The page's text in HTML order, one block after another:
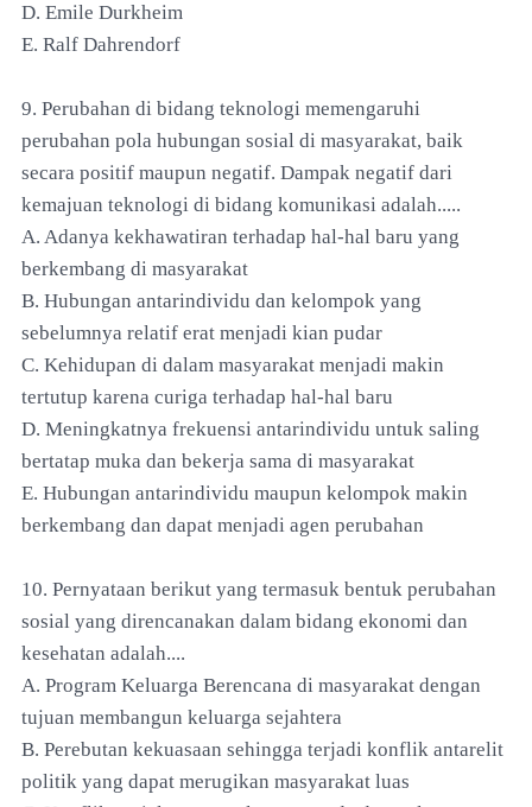
D. Emile Durkheim
E. Ralf Dahrendorf
9. Perubahan di bidang teknologi memengaruhi
perubahan pola hubungan sosial di masyarakat, baik
secara positif maupun negatif. Dampak negatif dari
kemajuan teknologi di bidang komunikasi adalah.....
A. Adanya kekhawatiran terhadap hal-hal baru yang
berkembang di masyarakat
B. Hubungan antarindividu dan kelompok yang
sebelumnya relatif erat menjadi kian pudar
C. Kehidupan di dalam masyarakat menjadi makin
tertutup karena curiga terhadap hal-hal baru
D. Meningkatnya frekuensi antarindividu untuk saling
bertatap muka dan bekerja sama di masyarakat
E. Hubungan antarindividu maupun kelompok makin
berkembang dan dapat menjadi agen perubahan
10. Pernyataan berikut yang termasuk bentuk perubahan
sosial yang direncanakan dalam bidang ekonomi dan
kesehatan adalah....
A. Program Keluarga Berencana di masyarakat dengan
tujuan membangun keluarga sejahtera
B. Perebutan kekuasaan sehingga terjadi konflik antarelit
politik yang dapat merugikan masyarakat luas